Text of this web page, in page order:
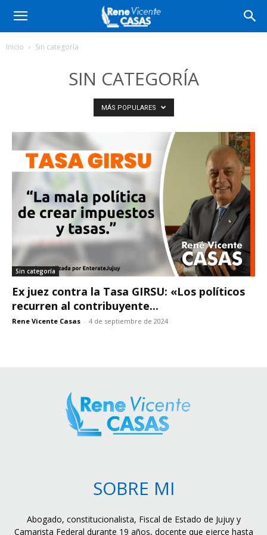
Inicio Sin categoría
SIN CATEGORÍA
MÁS POPULARES
Sin categoría
Ex juez contra la Tasa GIRSU: «Los políticos
recurren al contribuyente...
Rene Vicente Casas - 4 de septiembre de 2024
SOBRE MI
Abogado, constitucionalista, Fiscal de Estado de Jujuy y
Camarista Federal durante 19 años, docente que ejerce hasta